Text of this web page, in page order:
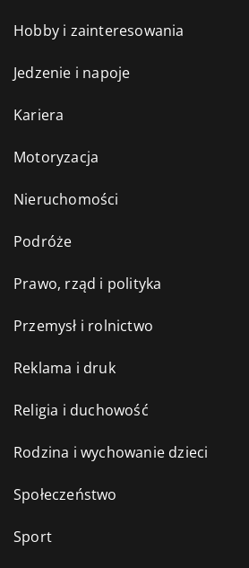
Hobby i zainteresowania
Jedzenie i napoje
Kariera
Motoryzacja
Nieruchomości
Podróże
Prawo, rząd i polityka
Przemysł i rolnictwo
Reklama i druk
Religia i duchowość
Rodzina i wychowanie dzieci
Społeczeństwo
Sport